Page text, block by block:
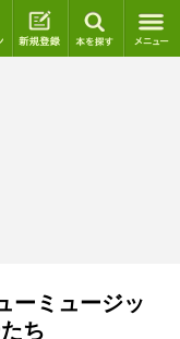
ログイン 新規登録
ーミュージッ
ち